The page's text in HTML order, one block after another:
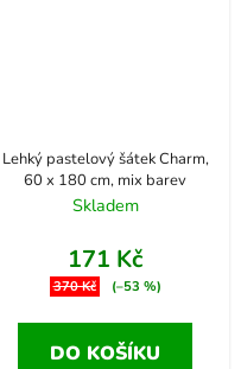
Lehký pastelový šátek Charm,
60 x 180 cm, mix barev
Skladem
171 Kč
370 Kč (–53 %)
DO KOŠÍKU